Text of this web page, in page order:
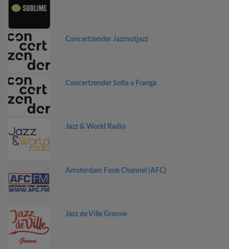
Concertzender Jazznotjazz
Concertzender Solta a Franga
Jazz & World Radio
Amsterdam Funk Channel (AFC)
Jazz de Ville Groove